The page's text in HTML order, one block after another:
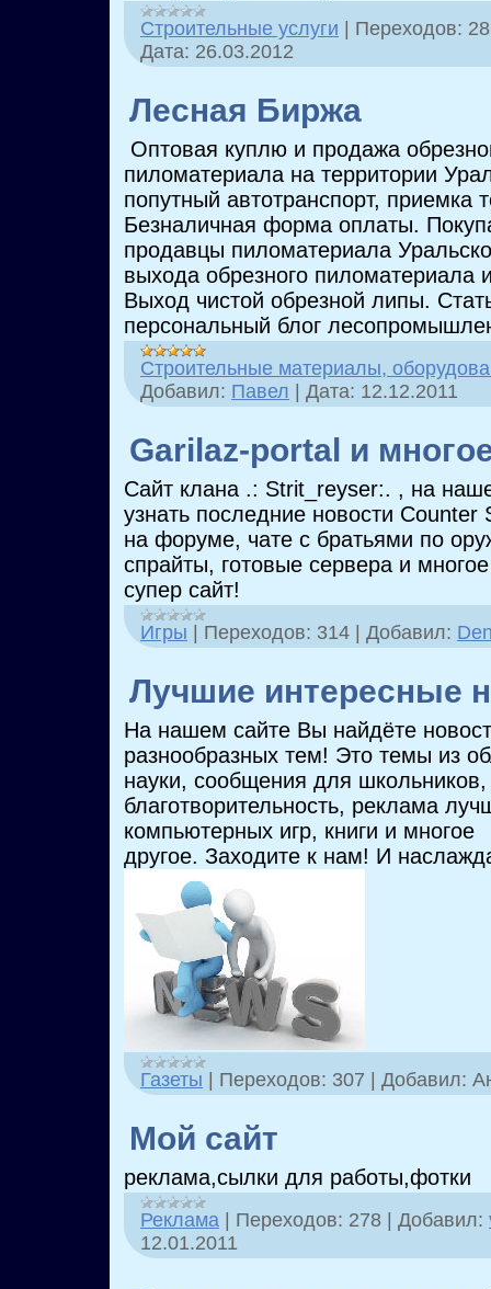
Строительные услуги Переходов:
Дата: 26.03.2012
Лесная Биржа
Оптовая куплю и продажа
пиломатериала на территории
попутный автотранспорт, приемка
Безналичная форма оплаты.
продавцы пиломатериала
выхода обрезного пиломатериала
Выход чистой обрезной липы.
персональный блог
Строительные материалы,
Добавил: Павел Дата: 12.12.2011
Garilaz-portal и
Сайт клана .: Strit_reyser:. , на
узнать последние новости
на форуме, чате с братьями по
спрайты, готовые сервера и
супер сайт!
Игры Переходов: 314 Добавил:
Лучшие интересные
На нашем сайте Вы найдёте
разнообразных тем! Это темы из
науки, сообщения для школьников,
благотворительность, реклама
компьютерных игр, книги и многое
другое. Заходите к нам! И
Газеты Переходов: 307 Добавил:
Мой сайт
реклама,сылки для работы,фотки
Реклама Переходов: 278 Добавил:
12.01.2011